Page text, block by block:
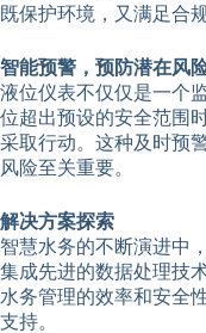
既保护环境，又满足合
智能预警，预防潜在风
液位仪表不仅仅是一个
位超出预设的安全范围
采取行动。这种及时预
风险至关重要。
解决方案探索
智慧水务的不断演进中
集成先进的数据处理技
水务管理的效率和安全
支持。